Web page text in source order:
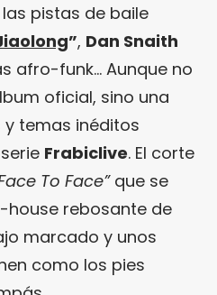
pistas de baile
”, Dan Snaith
afro-funk… Aunque no
oficial, sino una
temas inéditos
Frabiclive. El corte
To Face”que se
house rebosante de
marcado y unos
como los pies